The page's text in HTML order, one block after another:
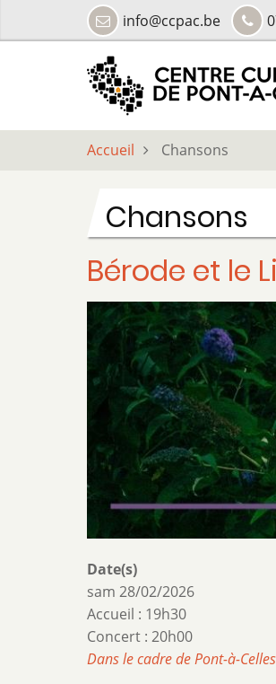
info@ccpac.be
Accueil Chansons
Chansons
Bérode et le
Date(s)
sam 28/02/2026
Accueil : 19h30
Concert : 20h00
Dans le cadre de Pont-à-